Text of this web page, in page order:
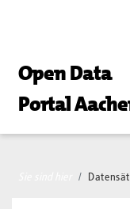
Open Data
Portal